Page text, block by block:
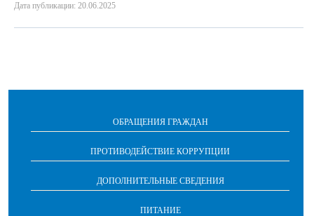
Дата публикации: 20.06.2025
ОБРАЩЕНИЯ ГРАЖДАН
ПРОТИВОДЕЙСТВИЕ КОРРУПЦИИ
ДОПОЛНИТЕЛЬНЫЕ СВЕДЕНИЯ
ПИТАНИЕ